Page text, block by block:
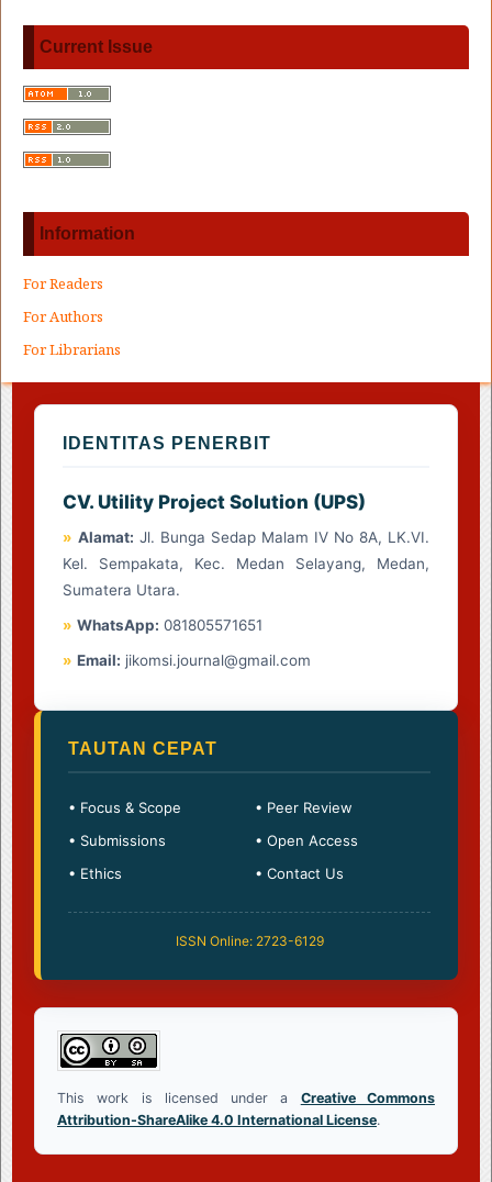
Current Issue
Information
For Readers
For Authors
For Librarians
IDENTITAS PENERBIT
CV. Utility Project Solution (UPS)
» Alamat: Jl. Bunga Sedap Malam IV No 8A, LK.VI.
Kel. Sempakata, Kec. Medan Selayang, Medan,
Sumatera Utara.
» WhatsApp: 081805571651
» Email: jikomsi.journal@gmail.com
TAUTAN CEPAT
• Focus & Scope
• Peer Review
• Submissions
• Open Access
• Ethics
• Contact Us
ISSN Online: 2723-6129
This work is licensed under a Creative Commons
Attribution-ShareAlike 4.0 International License.